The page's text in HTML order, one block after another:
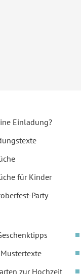
Einladung?
für Kinder
Party
zur Hochzeit